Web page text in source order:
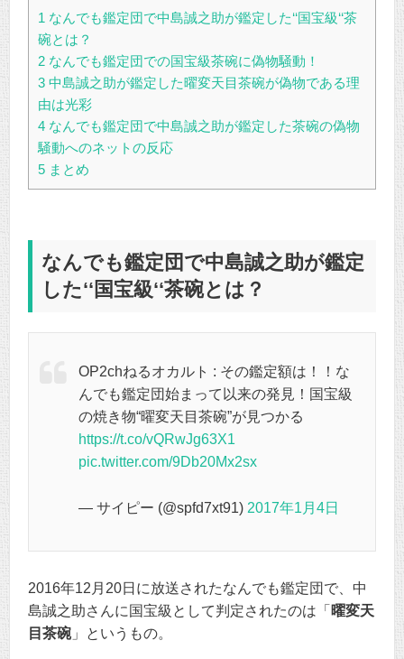
1 なんでも鑑定団で中島誠之助が鑑定した‘‘国宝級‘‘茶
碗とは？
2 なんでも鑑定団での国宝級茶碗に偽物騒動！
3 中島誠之助が鑑定した曜変天目茶碗が偽物である理
由は光彩
4 なんでも鑑定団で中島誠之助が鑑定した茶碗の偽物
騒動へのネットの反応
5 まとめ
なんでも鑑定団で中島誠之助が鑑定
した‘‘国宝級‘‘茶碗とは？
OP2chねるオカルト : その鑑定額は！！な
んでも鑑定団始まって以来の発見！国宝級
の焼き物“曜変天目茶碗”が見つかる
https://t.co/vQRwJg63X1
pic.twitter.com/9Db20Mx2sx
— サイピー (@spfd7xt91) 2017年1月4日
2016年12月20日に放送されたなんでも鑑定団で、中
島誠之助さんに国宝級として判定されたのは「 曜変天
目茶碗」というもの。